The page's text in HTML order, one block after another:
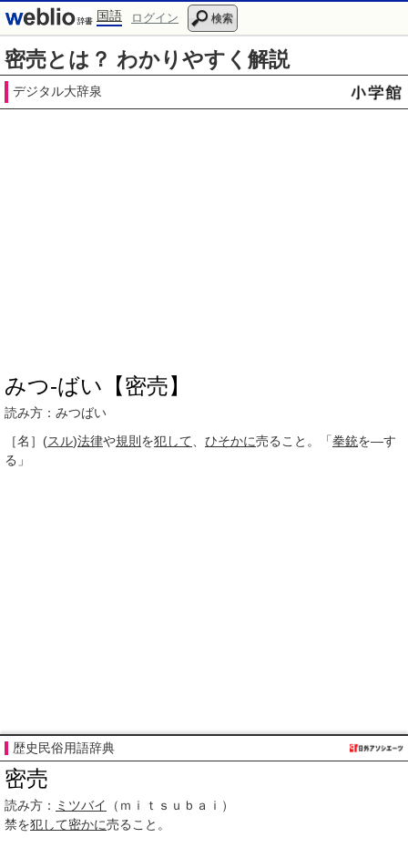
国語 ログイン 検索
密売とは？ わかりやすく解説
デジタル大辞泉
みつ‐ばい【密売】
読み方：みつばい
［名］ (スル)法律や規則 を犯して ひそかに売ること。「拳銃を―す
る」
歴史民俗用語辞典
密売
読み方： ミツバイ
（ｍｉｔｓｕｂａｉ）
禁を犯して密かに売ること。